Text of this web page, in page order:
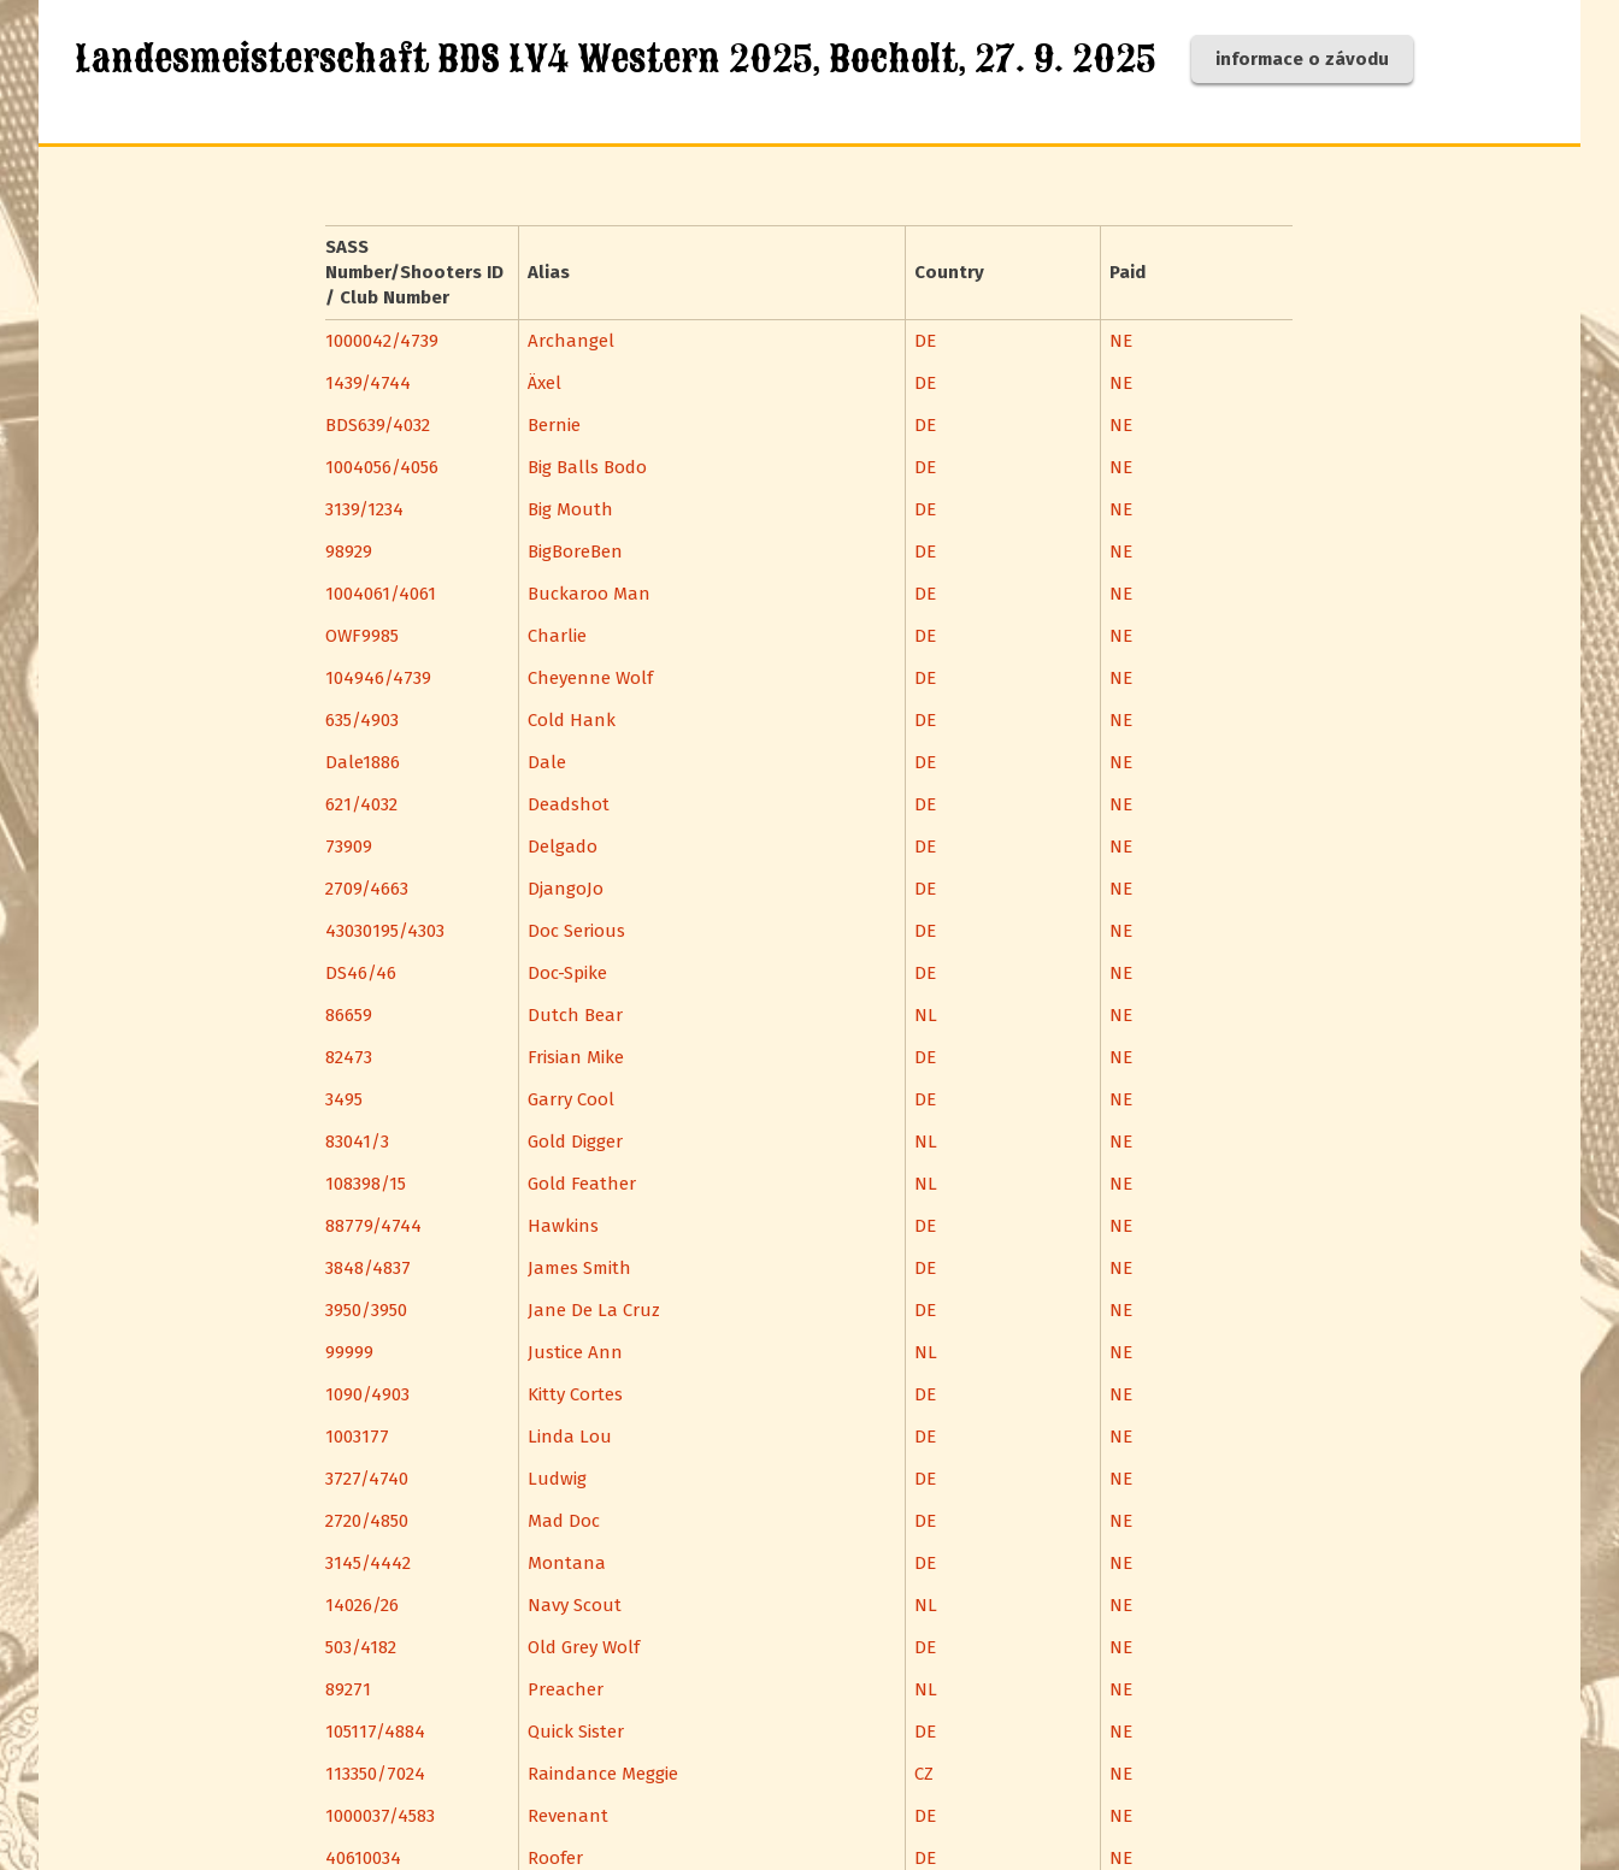
Landesmeisterschaft BDS LV4 Western 2025, Bocholt, 27. 9. 2025 informace o závodu
SASS
Number/Shooters ID
/ Club Number
Alias Country Paid
1000042/4739 Archangel DE
NE
1439/4744
Äxel DE
NE
BDS639/4032
Bernie DE
NE
1004056/4056
Big Balls Bodo DE
NE
3139/1234
Big Mouth DE
NE
98929
BigBoreBen DE
NE
1004061/4061
Buckaroo Man DE
NE
OWF9985
Charlie DE
NE
104946/4739
Cheyenne Wolf DE
NE
635/4903
Cold Hank DE
NE
Dale1886
Dale DE
NE
621/4032
Deadshot DE
NE
73909
Delgado DE
NE
2709/4663
DjangoJo DE
NE
43030195/4303
Doc Serious DE
NE
DS46/46
Doc-Spike DE
NE
86659
Dutch Bear NL
NE
82473
Frisian Mike DE
NE
3495
Garry Cool DE
NE
83041/3
Gold Digger NL
NE
108398/15
Gold Feather NL
NE
88779/4744
Hawkins DE
NE
3848/4837
James Smith DE
NE
3950/3950
Jane De La Cruz DE
NE
99999
Justice Ann NL
NE
1090/4903
Kitty Cortes DE
NE
1003177
Linda Lou DE
NE
3727/4740
Ludwig DE
NE
2720/4850
Mad Doc DE
NE
3145/4442
Montana DE
NE
14026/26
Navy Scout NL
NE
503/4182
Old Grey Wolf DE
NE
89271
Preacher NL
NE
105117/4884
Quick Sister DE
NE
113350/7024
Raindance Meggie CZ
NE
1000037/4583
Revenant DE
NE
40610034
Roofer DE
NE